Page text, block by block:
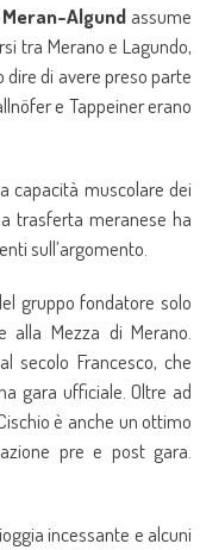
Algund assume
tra Merano e Lagundo,
dire di avere preso parte
e Tappeiner erano
capacità muscolare dei
trasferta meranese ha
sull’argomento.
gruppo fondatore solo
Mezza di Merano.
secolo Francesco, che
gara ufficiale. Oltre ad
è anche un ottimo
pre e post gara.
incessante e alcuni